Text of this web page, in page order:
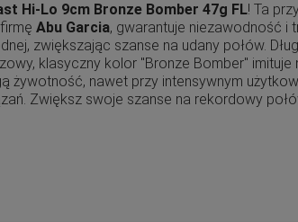
Hi-Lo 9cm Bronze Bomber 47g FL! Ta
Abu Garcia, gwarantuje niezawodność i
zwiększając szanse na udany połów.
klasyczny kolor "Bronze Bomber"
żywotność, nawet przy intensywnym
Zwiększ swoje szanse na rekordowy